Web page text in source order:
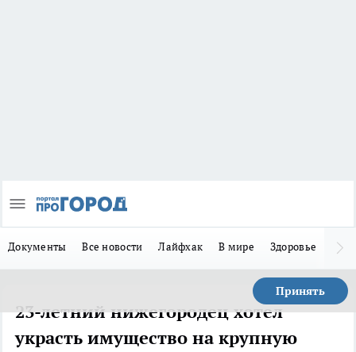
Документы Все новости Лайфхак В мире Здоровье
Принять
23-летний нижегородец хотел
украсть имущество на крупную